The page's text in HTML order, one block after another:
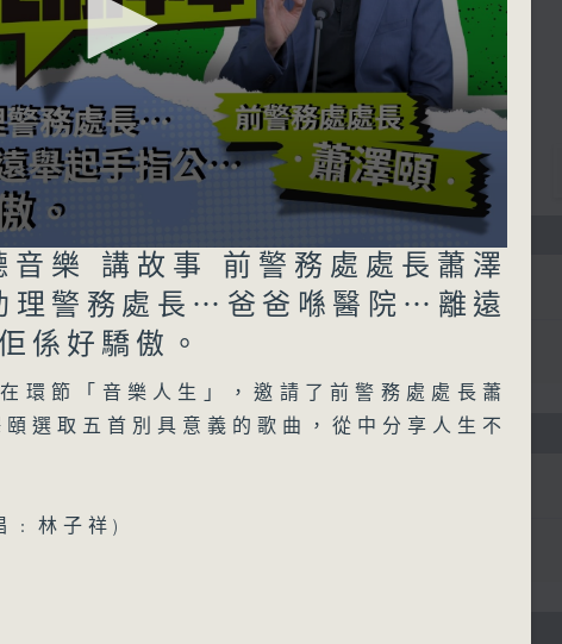
2026
(HKT 12:00 - 13:00)
音樂 講故事 前警務處處長蕭澤
理警務處長⋯爸爸喺醫院⋯離遠
係好驕傲。
環節「音樂人生」，邀請了前警務處處長蕭
選取五首別具意義的歌曲，從中分享人生不
﹕林子祥)